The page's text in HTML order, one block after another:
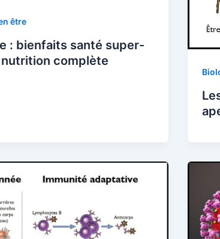
être
: bienfaits santé super-
complète